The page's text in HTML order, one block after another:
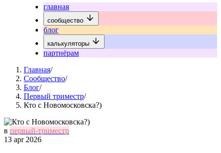
главная
сообщество
блог
калькуляторы
партнёрам
Главная/
Сообщество/
Блог/
Первый триместр/
Кто с Новомосковска?)
в первый-триместр
13 apr 2026